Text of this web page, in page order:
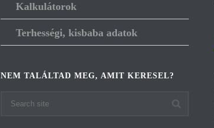
Kalkulátorok
Terhességi, kisbaba adatok
NEM TALÁLTAD MEG, AMIT KERESEL?